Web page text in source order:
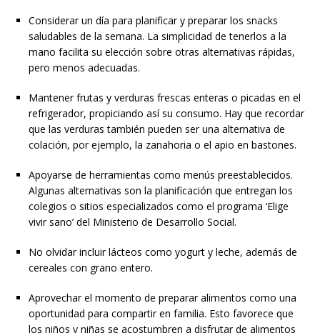
Considerar un día para planificar y preparar los snacks
saludables de la semana. La simplicidad de tenerlos a la
mano facilita su elección sobre otras alternativas rápidas,
pero menos adecuadas.
Mantener frutas y verduras frescas enteras o picadas en el
refrigerador, propiciando así su consumo. Hay que recordar
que las verduras también pueden ser una alternativa de
colación, por ejemplo, la zanahoria o el apio en bastones.
Apoyarse de herramientas como menús preestablecidos.
Algunas alternativas son la planificación que entregan los
colegios o sitios especializados como el programa ‘Elige
vivir sano’ del Ministerio de Desarrollo Social.
No olvidar incluir lácteos como yogurt y leche, además de
cereales con grano entero.
Aprovechar el momento de preparar alimentos como una
oportunidad para compartir en familia. Esto favorece que
los niños y niñas se acostumbren a disfrutar de alimentos